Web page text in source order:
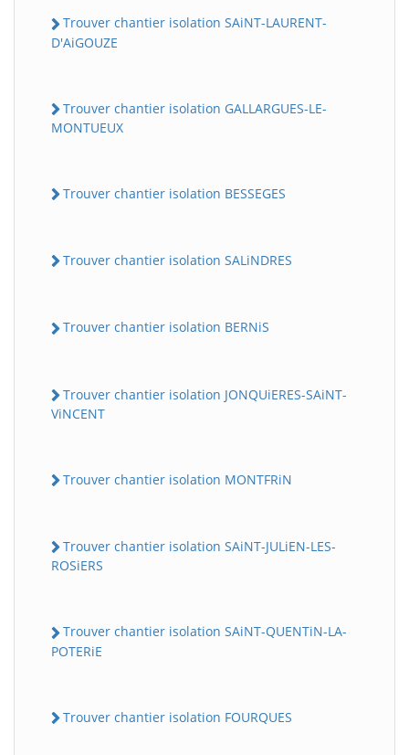
Trouver chantier isolation SAiNT-LAURENT-
D'AiGOUZE
Trouver chantier isolation GALLARGUES-LE-
MONTUEUX
Trouver chantier isolation BESSEGES
Trouver chantier isolation SALiNDRES
Trouver chantier isolation BERNiS
Trouver chantier isolation JONQUiERES-SAiNT-
ViNCENT
Trouver chantier isolation MONTFRiN
Trouver chantier isolation SAiNT-JULiEN-LES-
ROSiERS
Trouver chantier isolation SAiNT-QUENTiN-LA-
POTERiE
Trouver chantier isolation FOURQUES